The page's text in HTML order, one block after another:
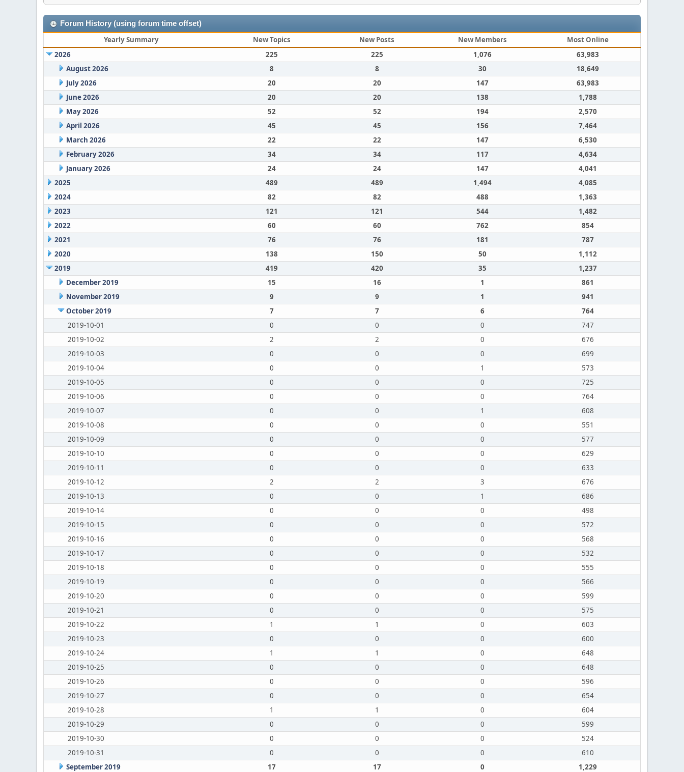
Forum History (using forum time offset)
Yearly Summary New Topics New Posts New Members
Most Online
2026
225 225 1,076
63,983
August 2026
8 8 30
18,649
July 2026
20 20 147
63,983
June 2026
20 20 138
1,788
May 2026
52 52 194
2,570
April 2026
45 45 156
7,464
March 2026
22 22 147
6,530
February 2026
34 34 117
4,634
January 2026
24 24 147
4,041
2025
489 489 1,494
4,085
2024
82 82 488
1,363
2023
121 121 544
1,482
2022
60 60 762
854
2021
76 76 181
787
2020
138 150 50
1,112
2019
419 420 35
1,237
December 2019
15 16 1
861
November 2019
9 9 1
941
October 2019
7 7 6
764
2019-10-01
0 0 0
747
2019-10-02
2 2 0
676
2019-10-03
0 0 0
699
2019-10-04
0 0 1
573
2019-10-05
0 0 0
725
2019-10-06
0 0 0
764
2019-10-07
0 0 1
608
2019-10-08
0 0 0
551
2019-10-09
0 0 0
577
2019-10-10
0 0 0
629
2019-10-11
0 0 0
633
2019-10-12
2 2 3
676
2019-10-13
0 0 1
686
2019-10-14
0 0 0
498
2019-10-15
0 0 0
572
2019-10-16
0 0 0
568
2019-10-17
0 0 0
532
2019-10-18
0 0 0
555
2019-10-19
0 0 0
566
2019-10-20
0 0 0
599
2019-10-21
0 0 0
575
2019-10-22
1 1 0
603
2019-10-23
0 0 0
600
2019-10-24
1 1 0
648
2019-10-25
0 0 0
648
2019-10-26
0 0 0
596
2019-10-27
0 0 0
654
2019-10-28
1 1 0
604
2019-10-29
0 0 0
599
2019-10-30
0 0 0
524
2019-10-31
0 0 0
610
September 2019
17 17 0 1,229